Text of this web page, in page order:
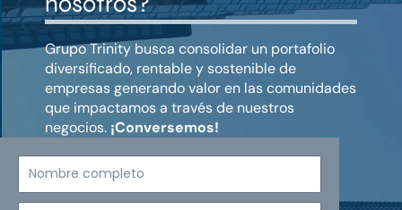
Grupo Trinity busca consolidar un portafolio
diversificado, rentable y sostenible de
empresas generando valor en las comunidades
que impactamos a través de nuestros
negocios. ¡Conversemos!